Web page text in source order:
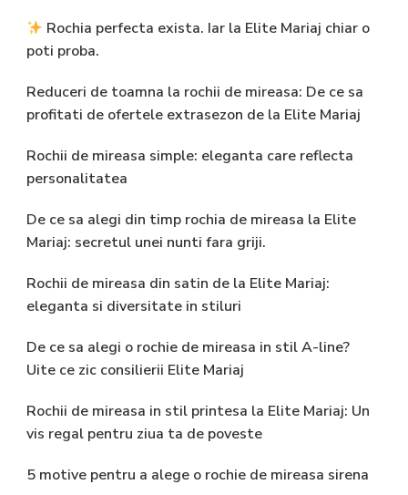
Rochia perfecta exista. Iar la Elite Mariaj chiar o
poti proba.
Reduceri de toamna la rochii de mireasa: De ce sa
profitati de ofertele extrasezon de la Elite Mariaj
Rochii de mireasa simple: eleganta care reflecta
personalitatea
De ce sa alegi din timp rochia de mireasa la Elite
Mariaj: secretul unei nunti fara griji.
Rochii de mireasa din satin de la Elite Mariaj:
eleganta si diversitate in stiluri
De ce sa alegi o rochie de mireasa in stil A-line?
Uite ce zic consilierii Elite Mariaj
Rochii de mireasa in stil printesa la Elite Mariaj: Un
vis regal pentru ziua ta de poveste
5 motive pentru a alege o rochie de mireasa sirena